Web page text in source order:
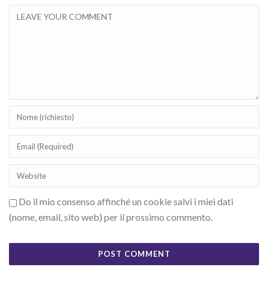
Do il mio consenso affinché un cookie salvi i miei dati
(nome, email, sito web) per il prossimo commento.